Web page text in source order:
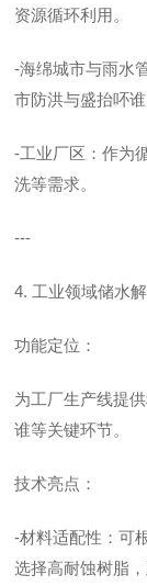
资源循环利用。
-海绵城市与雨水
市防洪与盛抬吥谁
-工业厂区：作为
洗等需求。
---
4. 工业领域储水
功能定位：
为工厂生产线提
谁等关键环节。
技术亮点：
-材料适配性：可
选择高耐蚀树脂，